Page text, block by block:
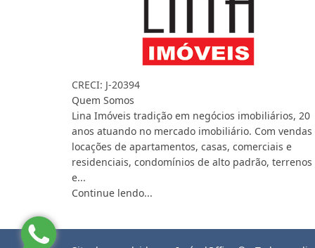
CRECI: J-20394
Quem Somos
Lina Imóveis tradição em negócios imobiliários, 20
anos atuando no mercado imobiliário. Com vendas
locações de apartamentos, casas, comerciais e
residenciais, condomínios de alto padrão, terrenos
e...
Continue lendo...